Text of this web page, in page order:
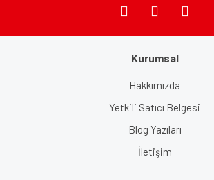
Kurumsal
Hakkımızda
Yetkili Satıcı Belgesi
Blog Yazıları
İletişim